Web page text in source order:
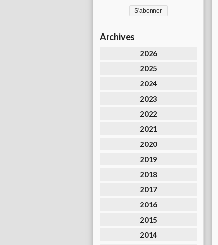
Archives
2026
2025
2024
2023
2022
2021
2020
2019
2018
2017
2016
2015
2014